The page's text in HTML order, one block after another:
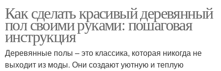
Как сделать красивый деревянный
пол своими руками: пошаговая
инструкция
Деревянные полы – это классика, которая никогда не
выходит из моды. Они создают уютную и теплую